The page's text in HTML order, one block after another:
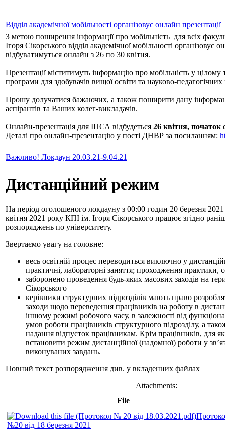
Відділ академічної мобільності організовує онлайн презентації
З метою поширення інформації про мобільність для всіх
Ігоря Сікорського відділ академічної мобільності організовує
відбуватимуться онлайн з 26 по 30 квітня.
Презентації міститимуть інформацію про мобільність у цілому
програми для здобувачів вищої освіти та науково-педагогічних
Прошу долучатися бажаючих, а також поширити дану
аспірантів та Ваших колег-викладачів.
Онлайн-презентація для ІПСА відбудеться 26 квітня, початок
Деталі про онлайн-презентацію у пості ДНВР за посиланням:
Важливо! Локдаун 20.03.21-9.04.21
Дистанційний режим
На період оголошеного локдауну з 00:00 годин 20 березня
квітня 2021 року КПІ ім. Ігоря Сікорського працює згідно
розпоряджень по університету.
Звертаємо увагу на головне:
весь освітній процес переводиться виключно у
практичні, лабораторні заняття; проходження практики,
заборонено проведення будь-яких масових заходів на
Сікорського
керівники структурних підрозділів мають право
заходи щодо переведення працівників на роботу в
іншому режимі робочого часу, в залежності від
умов роботи працівників структурного підрозділу, а
надання відпусток працівникам. Крім працівників, для
встановити режим дистанційної (надомної) роботи у
виконуваних завдань.
Повний текст розпорядження див. у вкладенних файлах
Attachments:
File
№20 від 18 березня 2021